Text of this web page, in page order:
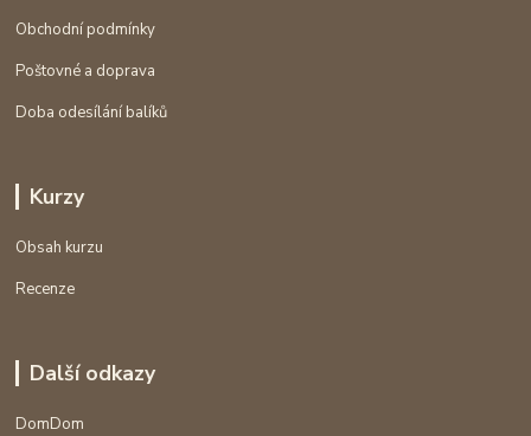
Obchodní podmínky
Poštovné a doprava
Doba odesílání balíků
Kurzy
Obsah kurzu
Recenze
Další odkazy
DomDom